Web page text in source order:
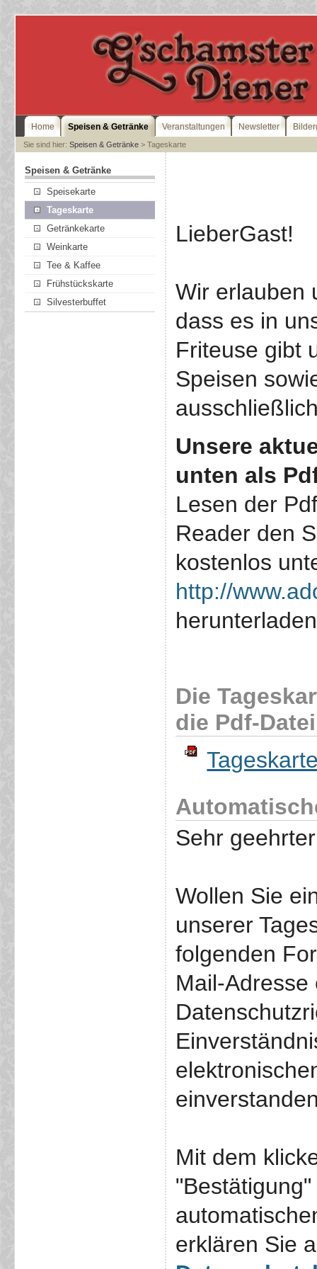
Home Speisen & Getränke Veranstaltungen Newsletter
Sie sind hier: Speisen & Getränke> Tageskarte
Speisen & Getränke
Speisekarte
Tageskarte
Getränkekarte
Weinkarte
Tee & Kaffee
Frühstückskarte
Silvesterbuffet
LieberGast!
Wir erlauben
dass es in
Friteuse gibt
Speisen
Unsere
unten als
Lesen der
Reader den
kostenlos
http://
Die
die Pdf-
Sehr
Wollen Sie
unserer
folgenden
Mail-
Mit dem
erklären Sie